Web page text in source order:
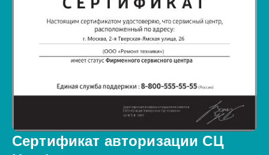
Сертификат авторизации СЦ